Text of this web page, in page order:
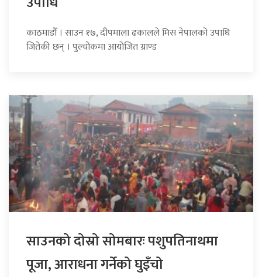
काठमाडौँ । साउन १७, दीपमाला ढकालले मिस नेपालको उपाधि
जितेकी छन् । पुल्चोकमा आयोजित ग्राण्ड
साउनको दोस्रो सोमबारः पशुपतिनाथमा
पूजा, आराधना गर्नेको घुइँचो